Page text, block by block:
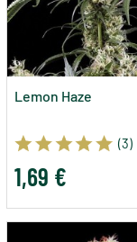
Lemon Haze
(3)
1,69 €